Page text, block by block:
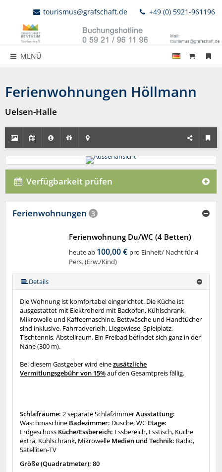
tourismus@grafschaft.de +49 (0) 5921-961196
MENÜ
Ferienwohnungen Höllmann
Uelsen-Halle
Verfügbarkeit prüfen
Ferienwohnungen 3
Ferienwohnung Du/WC (4 Betten)
heute ab 100,00 € pro Einheit/ Nacht für 4
Pers. (Erw./Kind)
Details
Die Wohnung ist komfortabel eingerichtet. Die Küche ist
ausgestattet mit Elektroherd mit Backofen, Kühlschrank,
Mikrowelle und Kaffeemaschine. Bettwäsche und Handtücher
sind inklusive, Fahrradverleih, Liegewiese, Spielplatz,
Tischtennis, Abstellraum. Ein Freibad befindet sich ganz in der
Nähe (300 m).
Bei diesem Gastgeber wird einezusätzliche
Vermitlungsgebühr von 15%auf den Gesamtpreis fällig.
Schlafräume: 2 separate SchlafzimmerAusstattung:
Waschmaschine Badezimmer: Dusche, WC Etage:
Erdgeschoss Küche/Essbereich: Essbereich, Esstisch, Küche
extra, Kühlschrank, Mikrowelle Medien und Technik: Radio,
Satelliten-TV
Größe (Quadratmeter): 80